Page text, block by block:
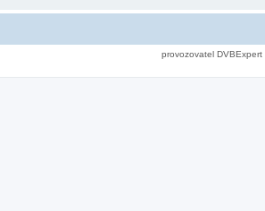
provozovatel DVBExpert